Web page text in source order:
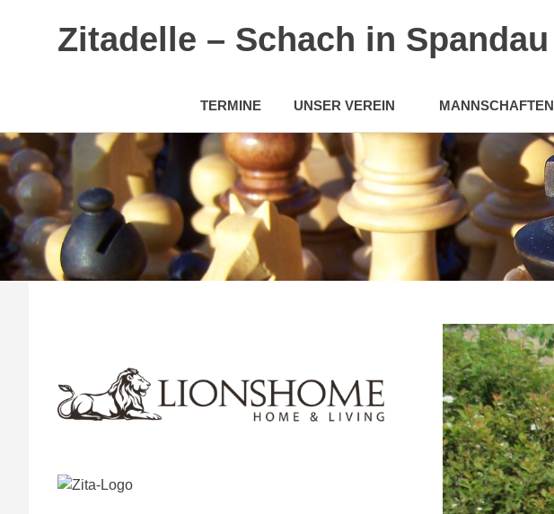
Zum
Inhalt
springen
Zitadelle – Schach in Spandau
TERMINE UNSER VEREIN MANNSCHAFTEN